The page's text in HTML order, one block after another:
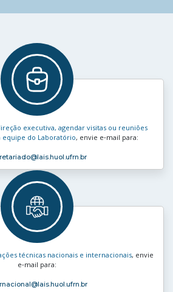
executiva, agendar visitas ou reuniões
equipe do Laboratório, envie e‑mail para:
@lais.huol.ufrn.br
técnicas nacionais e internacionais, envie
e‑mail para:
@lais.huol.ufrn.br